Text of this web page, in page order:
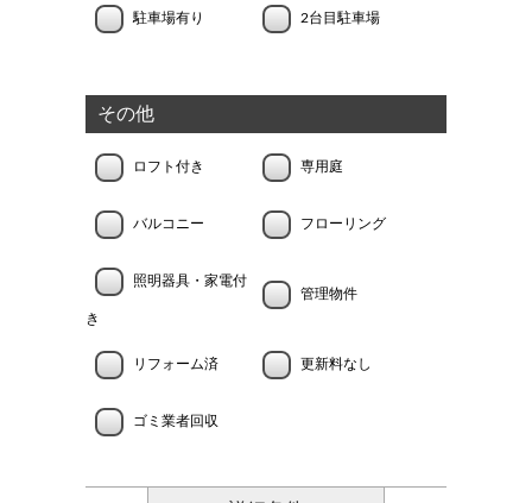
駐車場有り 2台目駐車場
その他
ロフト付き 専用庭
バルコニー フローリング
照明器具・家電付
き
管理物件
リフォーム済 更新料なし
ゴミ業者回収